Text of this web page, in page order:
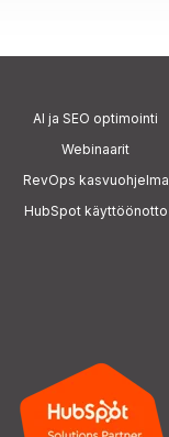
AI ja SEO optimointi
Webinaarit
RevOps kasvuohjelma
HubSpot käyttöönotto